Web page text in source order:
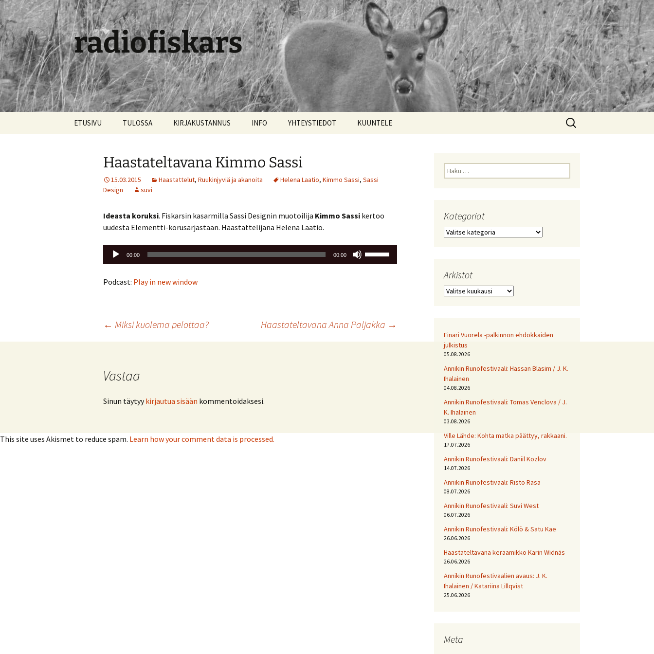
radiofiskars
ETUSIVU TULOSSA KIRJAKUSTANNUS INFO YHTEYSTIEDOT KUUNTELE
Haku:
Haastateltavana Kimmo Sassi
15.03.2015 Haastattelut, Ruukinjyviä ja akanoita Helena Laatio, Kimmo Sassi, Sassi
Design
suvi
Ideasta koruksi. Fiskarsin kasarmilla Sassi Designin muotoilija Kimmo Sassi kertoo
uudesta Elementti-korusarjastaan. Haastattelijana Helena Laatio.
Äänitoistin
00:00 00:00
suuremmaksi
ja
pienemmäksi.
Podcast: Play in new window
selaus
← Miksi kuolema pelottaa? Haastateltavana Anna Paljakka →
Vastaa
Sinun täytyykirjautua sisään kommentoidaksesi.
This site uses Akismet to reduce spam. Learn how your comment data is processed.
Haku:
Kategoriat
Kategoriat
Arkistot
Arkistot
Einari Vuorela -palkinnon ehdokkaiden
julkistus
05.08.2026
Annikin Runofestivaali: Has­san Bla­sim / J. K.
Ihalainen
04.08.2026
Annikin Runofestivaali: Tomas Venclova / J.
K. Ihalainen
03.08.2026
Ville Lähde: Kohta matka päättyy, rakkaani.
17.07.2026
Annikin Runofestivaali: Daniil Kozlov
14.07.2026
Annikin Runofestivaali: Risto Rasa
08.07.2026
Annikin Runofestivaali: Suvi West
06.07.2026
Annikin Runofestivaali: Kölö & Satu Kae
26.06.2026
Haastateltavana keraamikko Karin Widnäs
26.06.2026
Annikin Runofestivaalien avaus: J. K.
Ihalainen / Katariina Lillqvist
25.06.2026
Meta